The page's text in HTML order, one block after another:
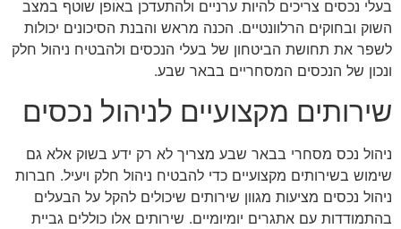
בעלי נכסים צריכים להיות ערניים ולהתעדכן באופן שוטף במצב
השוק ובחוקים הרלוונטיים. הכנה מראש והבנת הסיכונים יכולות
לשפר את תחושת הביטחון של בעלי הנכסים ולהבטיח ניהול חלק
ונכון של הנכסים המסחריים בבאר שבע.
שירותים מקצועיים לניהול נכסים
ניהול נכס מסחרי בבאר שבע מצריך לא רק ידע בשוק אלא גם
שימוש בשירותים מקצועיים כדי להבטיח ניהול חלק ויעיל. חברות
ניהול נכסים מציעות מגוון שירותים שיכולים להקל על הבעלים
בהתמודדות עם אתגרים יומיומיים. שירותים אלו כוללים גביית